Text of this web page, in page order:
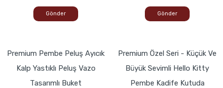
Gönder Gönder
Premium Pembe Peluş Ayıcık
Kalp Yastıklı Peluş Vazo
Tasarımlı Buket
Premium Özel Seri - Küçük Ve
Büyük Sevimli Hello Kitty
Pembe Kadife Kutuda